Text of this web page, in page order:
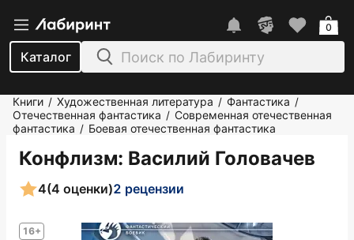
Каталог
0
Книги / Художественная литература / Фантастика /
Отечественная фантастика / Современная отечественная
фантастика / Боевая отечественная фантастика
Конфлизм: Василий Головачев
16+
4(4 оценки)2 рецензии